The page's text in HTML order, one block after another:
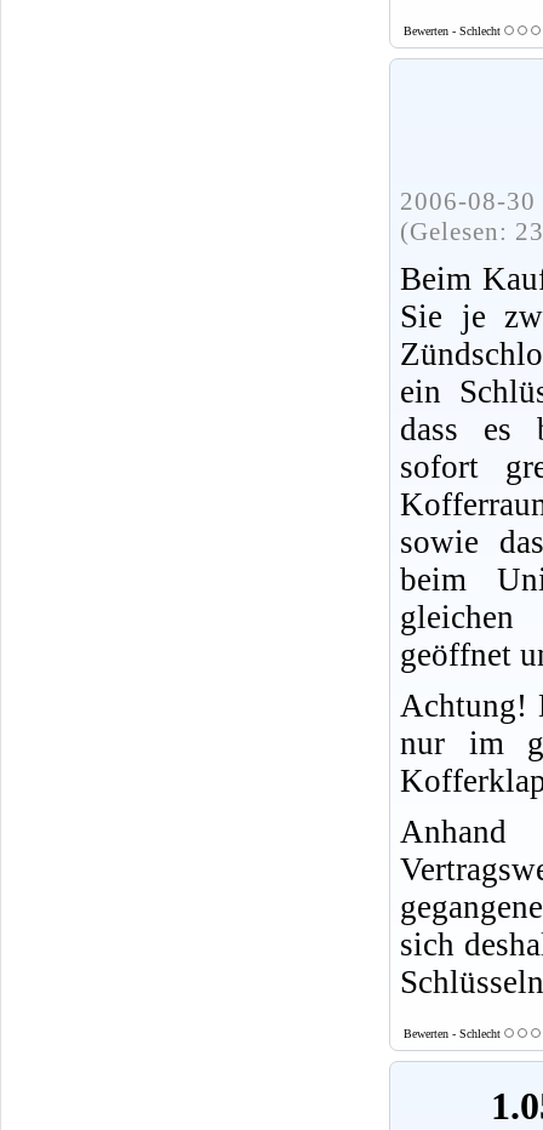
Bewerten - Schlecht
2006-08-
(Gelesen:
Beim
Sie je
ein
dass es
sofort
sowie
beim
geöffnet
Achtung!
nur im
Anhand
sich
Bewerten - Schlecht